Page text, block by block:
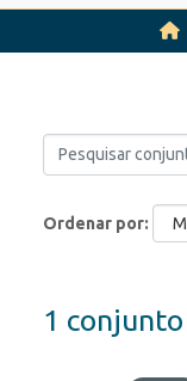
Ordenar por
1